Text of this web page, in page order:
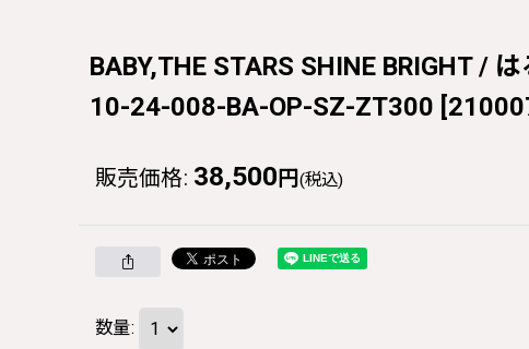
BABY,THE STARS SHINE BRIGHT /
10-24-008-BA-OP-SZ-ZT300 [
販売価格: 38,500 円 (税込)
数量: